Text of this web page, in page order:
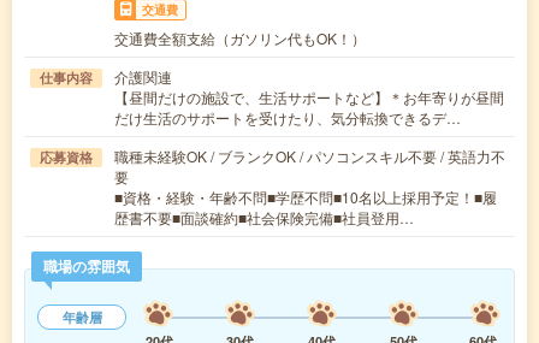
交通費
交通費全額支給（ガソリン代もOK！）
仕事内容
介護関連
【昼間だけの施設で、生活サポートなど】＊お年寄りが昼間
だけ生活のサポートを受けたり、気分転換できるデ…
応募資格
職種未経験OK / ブランクOK / パソコンスキル不要 / 英語力不
要
■資格・経験・年齢不問■学歴不問■10名以上採用予定！■履
歴書不要■面談確約■社会保険完備■社員登用…
職場の雰囲気
年齢層